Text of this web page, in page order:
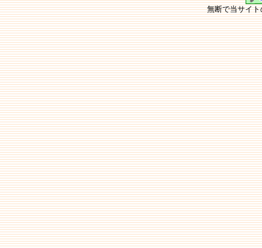
無断で当サイ